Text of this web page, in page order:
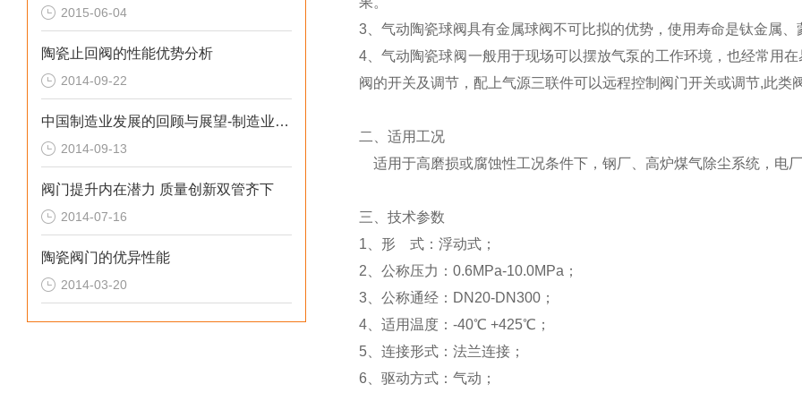
2015-06-04
陶瓷止回阀的性能优势分析
2014-09-22
中国制造业发展的回顾与展望-制造业的转型升级势在必行
2014-09-13
阀门提升内在潜力 质量创新双管齐下
2014-07-16
陶瓷阀门的优异性能
2014-03-20
3、气动陶瓷球阀具有金属球阀不可比拟的优势，使用寿命是钛金属
4、气动陶瓷球阀一般用于现场可以摆放气泵的工作环境，也经常用
阀的开关及调节，配上气源三联件可以远程控制阀门开关或调节,此类
二、 适用工况
适用于高磨损或腐蚀性工况条件下，钢厂、高炉煤气除尘系统，电
三、 技术参数
1、形 式：浮动式；
2、公称压力：0.6MPa-10.0MPa；
3、公称通经：DN20-DN300；
4、适用温度：-40℃ +425℃；
5、连接形式：法兰连接；
6、驱动方式：气动；